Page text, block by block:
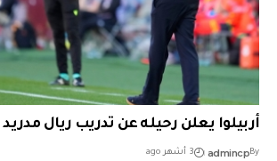
أربيلوا يعلن رحيله عن تدريب ريال مدريد
By
admincp 3 أشهر ago